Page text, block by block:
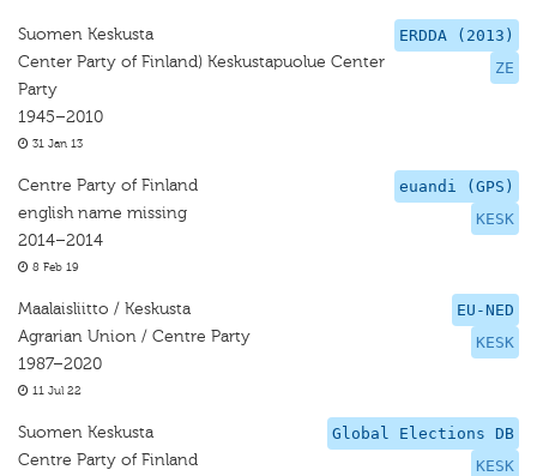
ERDDA (2013)
ZE
Suomen Keskusta
Center Party of Finland) Keskustapuolue Center
Party
1945–2010
31 Jan 13
euandi (GPS)
KESK
Centre Party of Finland
english name missing
2014–2014
8 Feb 19
EU-NED
KESK
Maalaisliitto / Keskusta
Agrarian Union / Centre Party
1987–2020
11 Jul 22
Global Elections DB
KESK
Suomen Keskusta
Centre Party of Finland